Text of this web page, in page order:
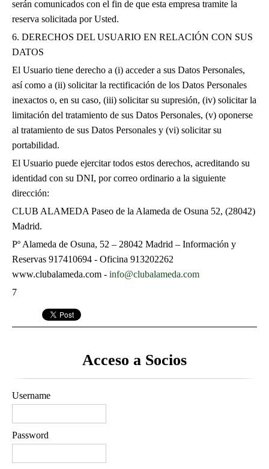
serán comunicados con el fin de que esta empresa tramite la
reserva solicitada por Usted.
6. DERECHOS DEL USUARIO EN RELACIÓN CON SUS
DATOS
El Usuario tiene derecho a (i) acceder a sus Datos Personales,
así como a (ii) solicitar la rectificación de los Datos Personales
inexactos o, en su caso, (iii) solicitar su supresión, (iv) solicitar la
limitación del tratamiento de sus Datos Personales, (v) oponerse
al tratamiento de sus Datos Personales y (vi) solicitar su
portabilidad.
El Usuario puede ejercitar todos estos derechos, acreditando su
identidad con su DNI, por correo ordinario a la siguiente
dirección:
CLUB ALAMEDA Paseo de la Alameda de Osuna 52, (28042)
Madrid.
Pº Alameda de Osuna, 52 – 28042 Madrid – Información y
Reservas 917410694 - Oficina 913202262
www.clubalameda.com - info@clubalameda.com
7
Acceso a Socios
Username
Password